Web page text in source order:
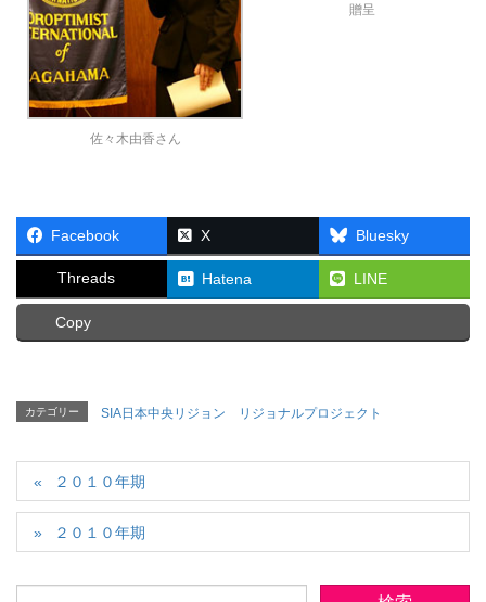
佐々木由香さん
贈呈
Facebook X Bluesky
Threads Hatena LINE
Copy
カテゴリー SIA日本中央リジョン リジョナルプロジェクト
２０１０年期
２０１０年期